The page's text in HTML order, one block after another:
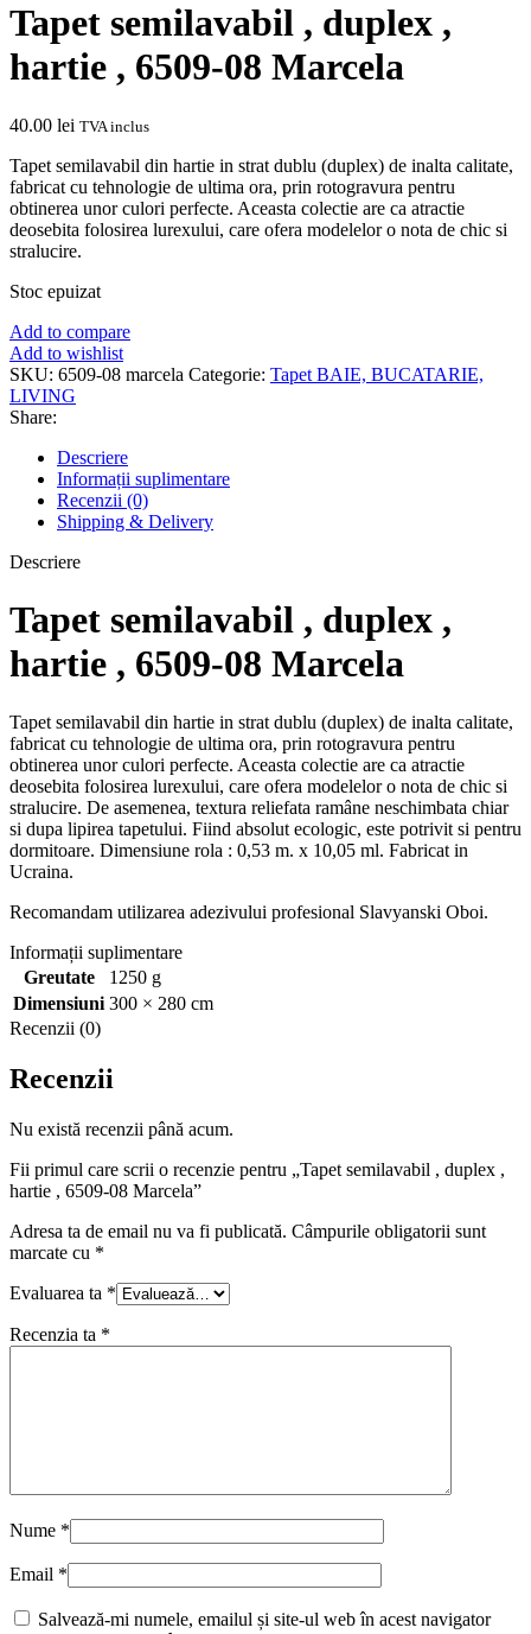
Tapet semilavabil , duplex ,
hartie , 6509-08 Marcela
40.00 lei TVA inclus
Tapet semilavabil din hartie in strat dublu (duplex) de inalta calitate,
fabricat cu tehnologie de ultima ora, prin rotogravura pentru
obtinerea unor culori perfecte. Aceasta colectie are ca atractie
deosebita folosirea lurexului, care ofera modelelor o nota de chic si
stralucire.
Stoc epuizat
Add to compare
Add to wishlist
SKU: 6509-08 marcela Categorie: Tapet BAIE, BUCATARIE,
LIVING
Share:
Descriere
Informații suplimentare
Recenzii (0)
Shipping & Delivery
Descriere
Tapet semilavabil , duplex ,
hartie , 6509-08 Marcela
Tapet semilavabil din hartie in strat dublu (duplex) de inalta calitate,
fabricat cu tehnologie de ultima ora, prin rotogravura pentru
obtinerea unor culori perfecte. Aceasta colectie are ca atractie
deosebita folosirea lurexului, care ofera modelelor o nota de chic si
stralucire. De asemenea, textura reliefata ramâne neschimbata chiar
si dupa lipirea tapetului. Fiind absolut ecologic, este potrivit si pentru
dormitoare. Dimensiune rola : 0,53 m. x 10,05 ml. Fabricat in
Ucraina.
Recomandam utilizarea adezivului profesional Slavyanski Oboi.
Informații suplimentare
Greutate
1250 g
Dimensiuni 300 × 280 cm
Recenzii (0)
Recenzii
Nu există recenzii până acum.
Fii primul care scrii o recenzie pentru „Tapet semilavabil , duplex ,
hartie , 6509-08 Marcela”
Adresa ta de email nu va fi publicată. Câmpurile obligatorii sunt
marcate cu *
Evaluarea ta *
Recenzia ta *
Nume *
Email *
Salvează-mi numele, emailul și site-ul web în acest navigator